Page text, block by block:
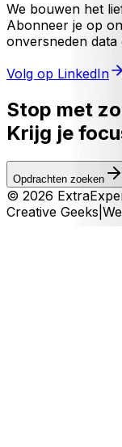
We bouwen het
Abonneer je op
onversneden data
Volg op LinkedIn
Stop met
Krijg je
Opdrachten zoeken
© 2026
Creative Geeks